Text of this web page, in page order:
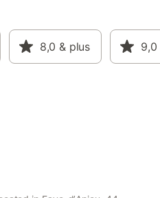
vin
situé
: 🍷
8,0 & plus 9,0